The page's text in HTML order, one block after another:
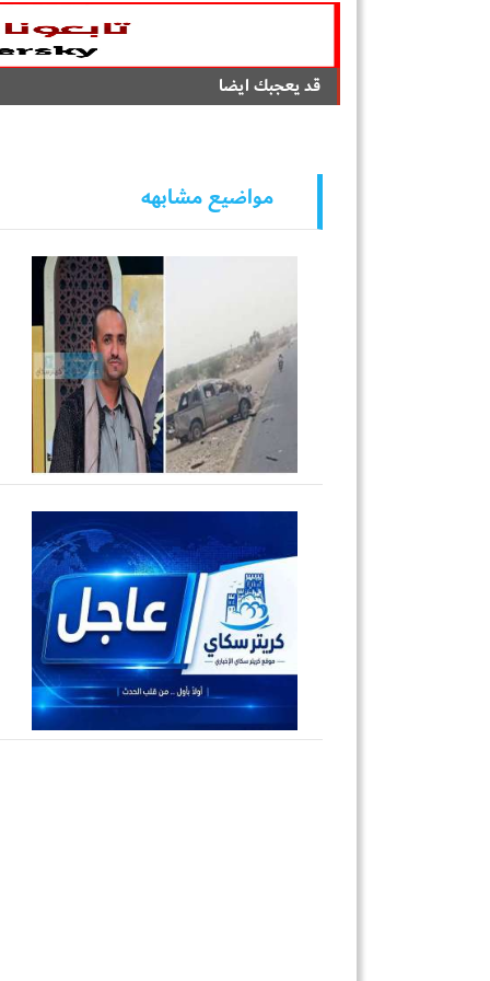
قد يعجبك ايضا
مواضيع مشابهه